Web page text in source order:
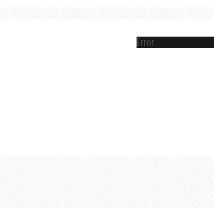
Error